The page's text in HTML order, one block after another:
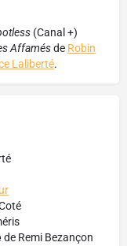
(Canal +)
Affamésde Robin
Laliberté.
de Remi Bezançon